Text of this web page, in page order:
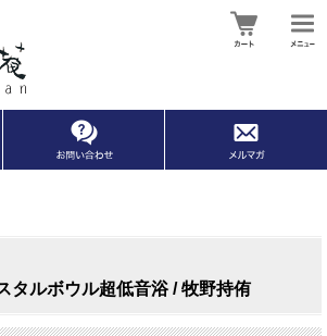
タルボウル超低音浴 / 牧野持侑